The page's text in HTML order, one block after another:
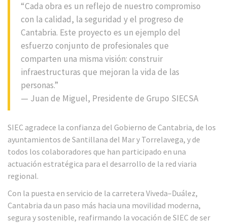
“Cada obra es un reflejo de nuestro compromiso
con la calidad, la seguridad y el progreso de
Cantabria. Este proyecto es un ejemplo del
esfuerzo conjunto de profesionales que
comparten una misma visión: construir
infraestructuras que mejoran la vida de las
personas.”
— Juan de Miguel, Presidente de Grupo SIECSA
SIEC agradece la confianza del Gobierno de Cantabria, de los
ayuntamientos de Santillana del Mar y Torrelavega, y de
todos los colaboradores que han participado en una
actuación estratégica para el desarrollo de la red viaria
regional.
Con la puesta en servicio de la carretera Viveda–Duález,
Cantabria da un paso más hacia una movilidad moderna,
segura y sostenible, reafirmando la vocación de SIEC de ser